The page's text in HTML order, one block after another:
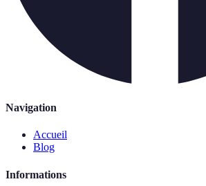
Navigation
Accueil
Blog
Informations